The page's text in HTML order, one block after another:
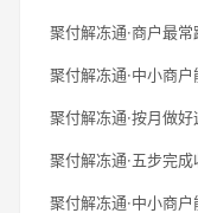
聚付解冻通·商户最
聚付解冻通·中小商
聚付解冻通·按月做
聚付解冻通·五步完
聚付解冻通·中小商